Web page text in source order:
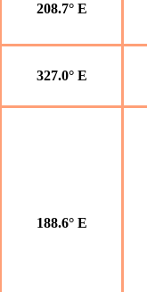
208.7° E
327.0° E
188.6° E